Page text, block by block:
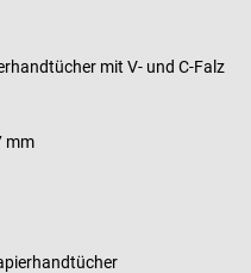
mit V- und C-Falz
mm